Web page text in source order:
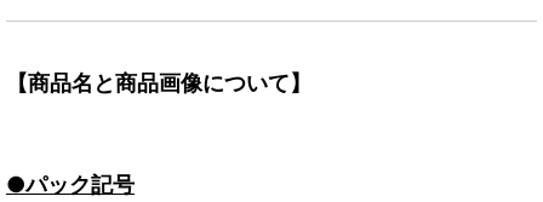
【商品名と商品画像について】
●パック記号